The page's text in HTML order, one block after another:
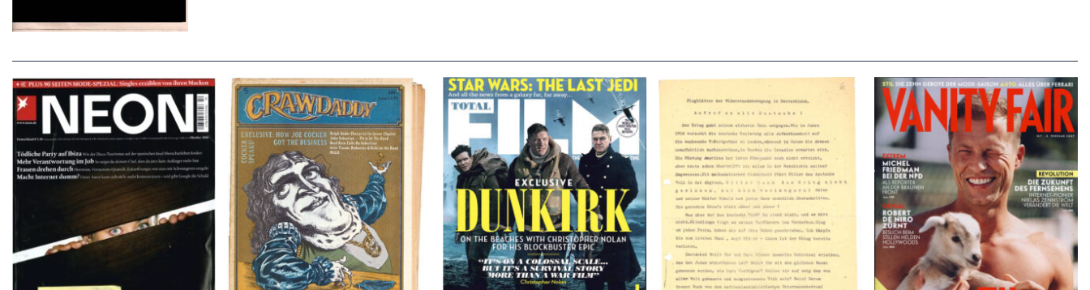
NEON – OKTOBER 2008 Crawdaddy – June/11/72
TOTAL FILM #260 – SUMMER
2017
Flugblätter der Weissen Rose – V,
Januar 1943
VANITY FAIR – Nr. 7 – 8.
Februar 2007